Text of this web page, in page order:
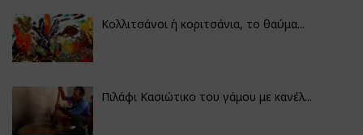
Κολλιτσάνοι ή κοριτσάνια, το θαύμα...
Πιλάφι Κασιώτικο του γάμου με κανέλ...